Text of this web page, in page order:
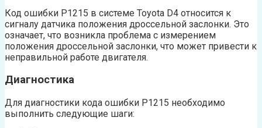
Код ошибки P1215 в системе Toyota D4 относится к
сигналу датчика положения дроссельной заслонки. Это
означает, что возникла проблема с измерением
положения дроссельной заслонки, что может привести к
неправильной работе двигателя.
Диагностика
Для диагностики кода ошибки P1215 необходимо
выполнить следующие шаги: